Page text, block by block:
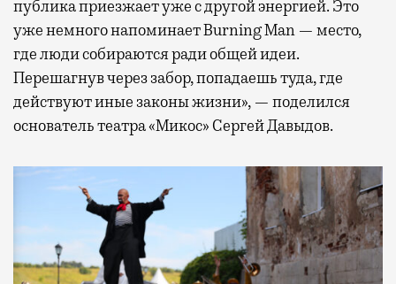
публика приезжает уже с другой энергией. Это
уже немного напоминает Burning Man — место,
где люди собираются ради общей идеи.
Перешагнув через забор, попадаешь туда, где
действуют иные законы жизни», — поделился
основатель театра «Микос» Сергей Давыдов.